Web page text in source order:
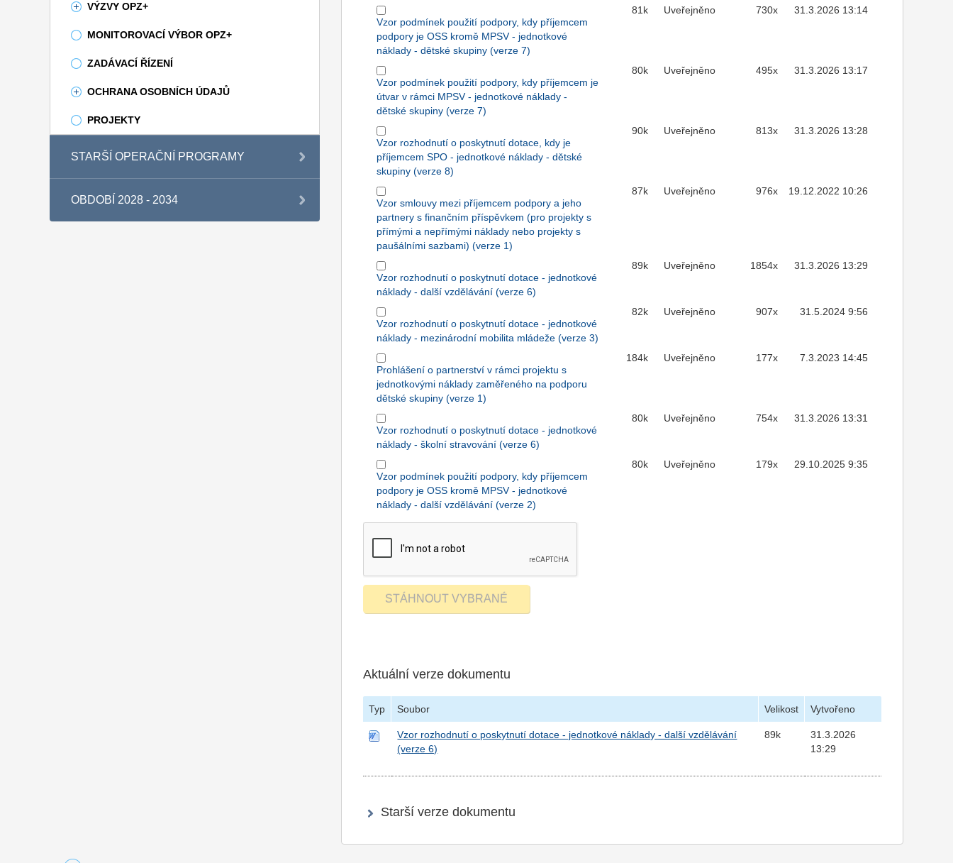
VÝZVY OPZ+
MONITOROVACÍ VÝBOR OPZ+
ZADÁVACÍ ŘÍZENÍ
OCHRANA OSOBNÍCH ÚDAJŮ
PROJEKTY
STARŠÍ OPERAČNÍ PROGRAMY
OBDOBÍ 2028 - 2034
Vzor podmínek použití podpory, kdy příjemcem
podpory je OSS kromě MPSV - jednotkové
náklady - dětské skupiny (verze 7)
81k Uveřejněno 730x 31.3.2026 13:14
Vzor podmínek použití podpory, kdy příjemcem je
útvar v rámci MPSV - jednotkové náklady -
dětské skupiny (verze 7)
80k Uveřejněno 495x 31.3.2026 13:17
Vzor rozhodnutí o poskytnutí dotace, kdy je
příjemcem SPO - jednotkové náklady - dětské
skupiny (verze 8)
90k Uveřejněno 813x 31.3.2026 13:28
Vzor smlouvy mezi příjemcem podpory a jeho
partnery s finančním příspěvkem (pro projekty s
přímými a nepřímými náklady nebo projekty s
paušálními sazbami) (verze 1)
87k Uveřejněno 976x 19.12.2022 10:26
Vzor rozhodnutí o poskytnutí dotace - jednotkové
náklady - další vzdělávání (verze 6)
89k Uveřejněno 1854x 31.3.2026 13:29
Vzor rozhodnutí o poskytnutí dotace - jednotkové
náklady - mezinárodní mobilita mládeže (verze 3)
82k Uveřejněno 907x 31.5.2024 9:56
Prohlášení o partnerství v rámci projektu s
jednotkovými náklady zaměřeného na podporu
dětské skupiny (verze 1)
184k Uveřejněno 177x 7.3.2023 14:45
Vzor rozhodnutí o poskytnutí dotace - jednotkové
náklady - školní stravování (verze 6)
80k Uveřejněno 754x 31.3.2026 13:31
Vzor podmínek použití podpory, kdy příjemcem
podpory je OSS kromě MPSV - jednotkové
náklady - další vzdělávání (verze 2)
80k Uveřejněno 179x 29.10.2025 9:35
Aktuální verze dokumentu
Typ Soubor Velikost Vytvořeno
Vzor rozhodnutí o poskytnutí dotace - jednotkové náklady - další vzdělávání
(verze 6)
89k
31.3.2026
13:29
Starší verze dokumentu